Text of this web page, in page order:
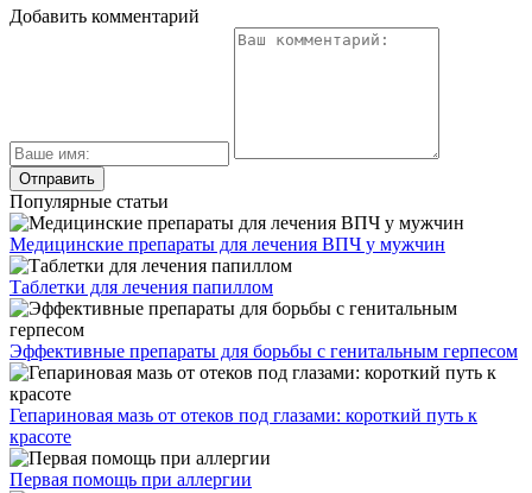
Добавить комментарий
Популярные статьи
Медицинские препараты для лечения ВПЧ у мужчин
Таблетки для лечения папиллом
Эффективные препараты для борьбы с генитальным герпесом
Гепариновая мазь от отеков под глазами: короткий путь к
красоте
Первая помощь при аллергии